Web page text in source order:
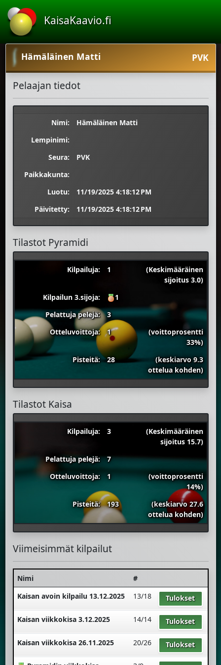
KaisaKaavio.fi
Hämäläinen Matti PVK
Pelaajan tiedot
Nimi:
Hämäläinen Matti
Lempinimi:
Seura:
PVK
Paikkakunta:
Luotu:
11/19/2025 4:18:12 PM
Päivitetty:
11/19/2025 4:18:12 PM
Tilastot Pyramidi
Kilpailuja: 1
(Keskimääräinen
sijoitus 3.0)
Kilpailun 3.sijoja:
1
Pelattuja pelejä:
3
Otteluvoittoja:
1
(voittoprosentti
33%)
Pisteitä:
28
(keskiarvo 9.3
ottelua kohden)
Tilastot Kaisa
Kilpailuja: 3
(Keskimääräinen
sijoitus 15.7)
Pelattuja pelejä:
7
Otteluvoittoja:
1
(voittoprosentti
14%)
Pisteitä:
193
(keskiarvo 27.6
ottelua kohden)
Viimeisimmät kilpailut
Nimi
#
Kaisan avoin kilpailu 13.12.2025
13/18 Tulokset
Kaisan viikkokisa 3.12.2025 14/14 Tulokset
Kaisan viikkokisa 26.11.2025 20/26 Tulokset